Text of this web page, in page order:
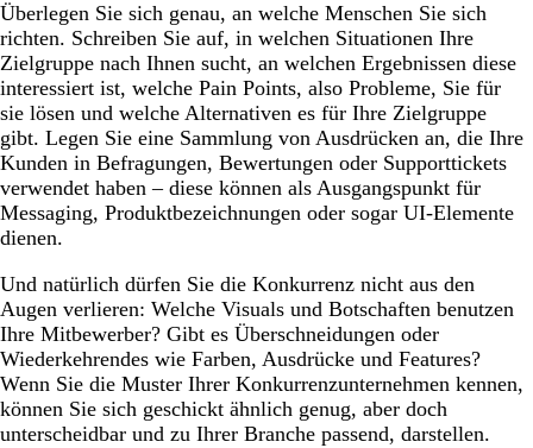
Überlegen Sie sich genau, an welche Menschen Sie sich
richten. Schreiben Sie auf, in welchen Situationen Ihre
Zielgruppe nach Ihnen sucht, an welchen Ergebnissen diese
interessiert ist, welche Pain Points, also Probleme, Sie für
sie lösen und welche Alternativen es für Ihre Zielgruppe
gibt. Legen Sie eine Sammlung von Ausdrücken an, die Ihre
Kunden in Befragungen, Bewertungen oder Supporttickets
verwendet haben – diese können als Ausgangspunkt für
Messaging, Produktbezeichnungen oder sogar UI-Elemente
dienen.
Und natürlich dürfen Sie die Konkurrenz nicht aus den
Augen verlieren: Welche Visuals und Botschaften benutzen
Ihre Mitbewerber? Gibt es Überschneidungen oder
Wiederkehrendes wie Farben, Ausdrücke und Features?
Wenn Sie die Muster Ihrer Konkurrenzunternehmen kennen,
können Sie sich geschickt ähnlich genug, aber doch
unterscheidbar und zu Ihrer Branche passend, darstellen.